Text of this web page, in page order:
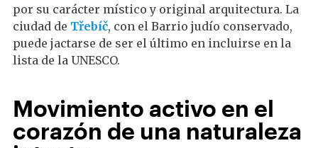
por su carácter místico y original arquitectura. La
ciudad de Třebíč, con el Barrio judío conservado,
puede jactarse de ser el último en incluirse en la
lista de la UNESCO.
Movimiento activo en el
corazón de una naturaleza